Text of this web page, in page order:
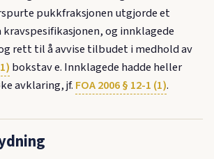
pukkfraksjonen utgjorde et
og innklagede
rett til å avvise tilbudet i medhold av
bokstav e. Innklagede hadde heller
avklaring, jf. FOA 2006 § 12-1 (1).